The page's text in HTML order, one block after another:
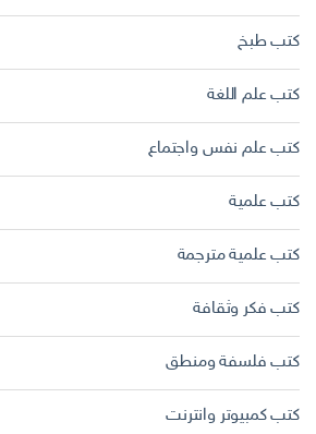
كتب طبخ
كتب علم اللغة
كتب علم نفس واجتماع
كتب علمية
كتب علمية مترجمة
كتب فكر وثقافة
كتب فلسفة ومنطق
كتب كمبيوتر وانترنت